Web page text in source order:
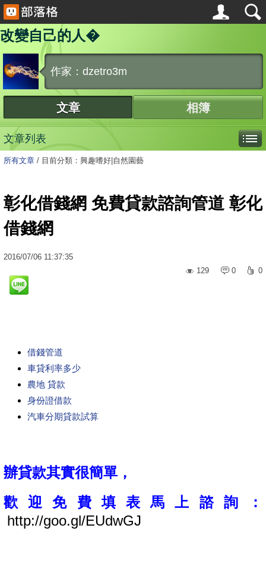
改變自己的人�
作家：dzetro3m
文章 相簿
文章列表
所有文章 / 目前分類：興趣嗜好|自然園藝
彰化借錢網 免費貸款諮詢管道 彰化
借錢網
2016/07/06 11:37:35
129
0 0
借錢管道
車貸利率多少
農地 貸款
身份證借款
汽車分期貸款試算
辦貸款其實很簡單，
歡迎免費填表馬上諮詢：